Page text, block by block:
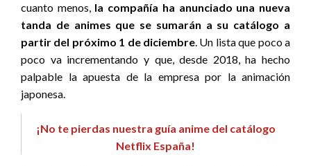
cuanto menos, la compañía ha anunciado una nueva
tanda de animes que se sumarán a su catálogo a
partir del próximo 1 de diciembre. Un lista que poco a
poco va incrementando y que, desde 2018, ha hecho
palpable la apuesta de la empresa por la animación
japonesa.
¡No te pierdas nuestra guía anime del catálogo
Netflix España!